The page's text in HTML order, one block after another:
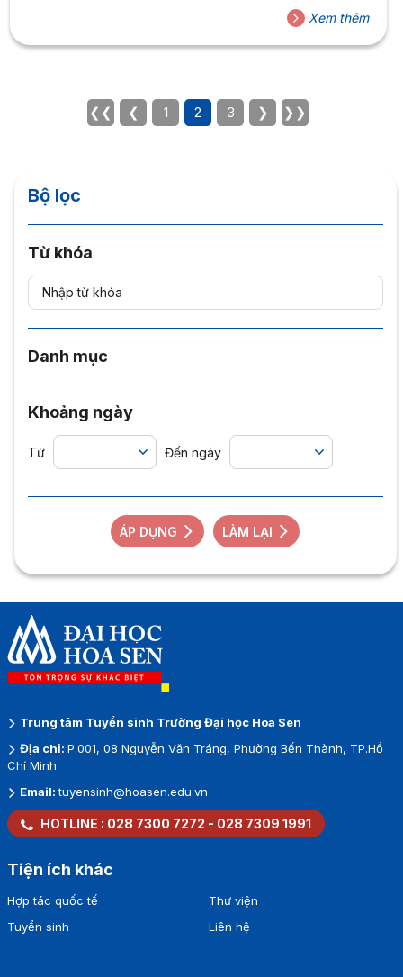
thông: 16; Ngôn ngữ Anh: 22 (môn Anh văn nhân hệ số 2);
Quản trị Khách sạn: 17; Quản trị dịch vụ Du lịch & Lữ hành:
15; Quản trị...
Xem thêm
❮❮ ❮ 1 2 3 ❯ ❯❯
Bộ lọc
Từ khóa
Danh mục
Khoảng ngày
Từ Đến ngày
ÁP DỤNG LÀM LẠI
Trung tâm Tuyển sinh Trường Đại học Hoa Sen
Địa chỉ: P.001, 08 Nguyễn Văn Tráng, Phường Bến Thành, TP.Hồ
Chí Minh
Email:tuyensinh@hoasen.edu.vn
HOTLINE : 028 7300 7272 - 028 7309 1991
Tiện ích khác
Hợp tác quốc tế
Tuyển sinh
Thư viện
Liên hệ